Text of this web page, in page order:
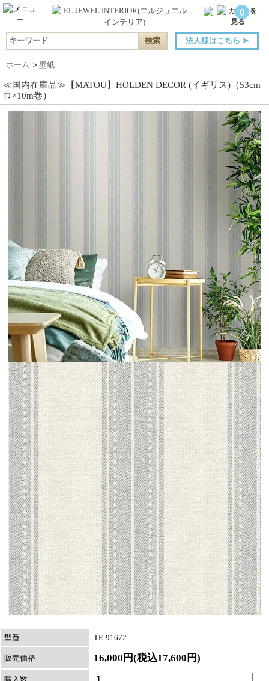
0
法人様はこちら ➤
ホーム ＞ 壁紙
≪国内在庫品≫【MATOU】HOLDEN DECOR (イギリス)（53cm
巾×10m巻）
型番 TE-91672
販売価格 16,000円(税込17,600円)